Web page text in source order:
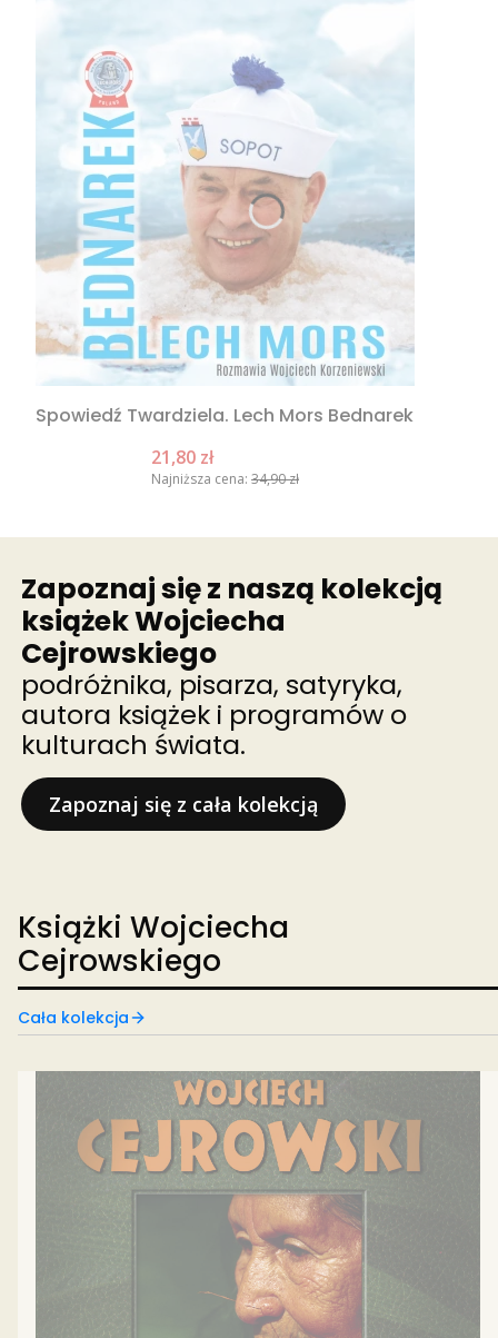
Spowiedź Twardziela. Lech Mors Bednarek
Cena promocyjna
21,80 zł
Najniższa cena: 34,90 zł
Zapoznaj się z naszą kolekcją
książek Wojciecha
Cejrowskiego
podróżnika, pisarza, satyryka,
autora książek i programów o
kulturach świata.
Zapoznaj się z cała kolekcją
Książki Wojciecha
Cejrowskiego
Cała kolekcja